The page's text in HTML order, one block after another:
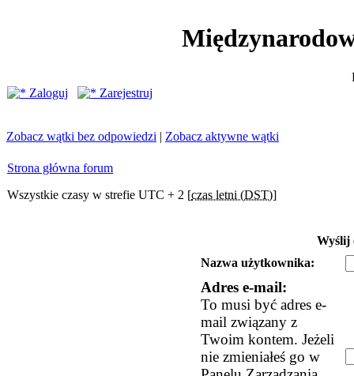
Zaloguj
Zarejestruj
Zobacz wątki bez odpowiedzi | Zobacz aktywne wątki
Strona główna forum
Wszystkie czasy w strefie UTC + 2 [czas letni (DST)]
Wyślij
Nazwa użytkownika:
Adres e-mail:
To musi być adres e-
mail związany z
Twoim kontem. Jeżeli
nie zmieniałeś go w